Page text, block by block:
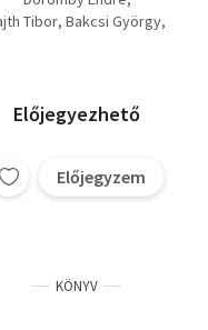
Ausztria + Brazília +
Lengyelország +
Német Demokratikus
Románia +
Skandinávia +
Tibor Bakcsi György
Előjegyezhető
Előjegyzem
KÖNYV